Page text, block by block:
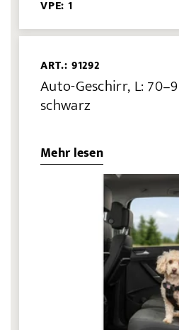
VPE: 1
ART.: 91292
Auto-Geschirr, L:
schwarz
Mehr lesen